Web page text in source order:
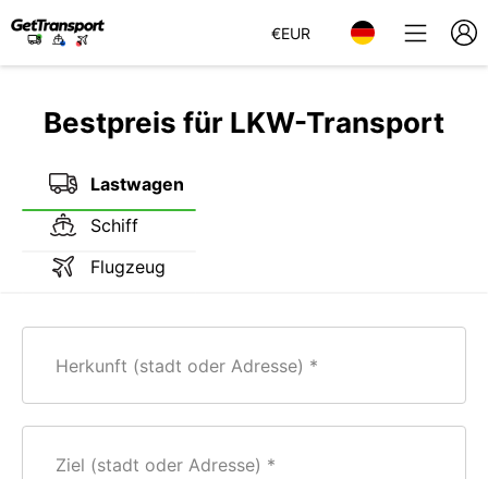
€EUR
Bestpreis für LKW-Transport
Lastwagen
Schiff
Flugzeug
Herkunft (stadt oder Adresse)
Ziel (stadt oder Adresse)